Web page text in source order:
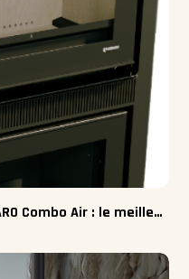
Découvrez le poêle mixte UNGARO Combo Air : le meilleur du bois et du granulé